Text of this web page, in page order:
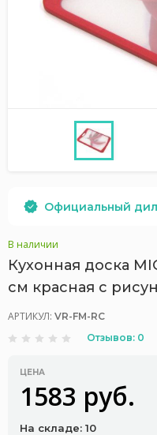
Официальный
В наличии
Кухонная доска
см красная с
АРТИКУЛ: VR-FM-RC
Отзывов: 0
ЦЕНА
1583 руб.
На складе: 10